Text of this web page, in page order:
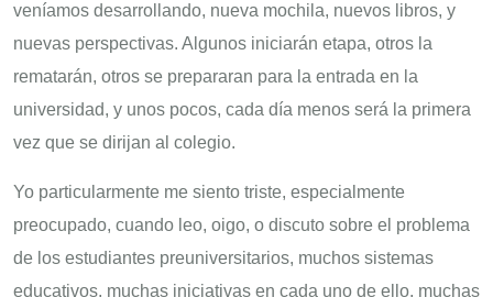
veníamos desarrollando, nueva mochila, nuevos libros, y
nuevas perspectivas. Algunos iniciarán etapa, otros la
rematarán, otros se prepararan para la entrada en la
universidad, y unos pocos, cada día menos será la primera
vez que se dirijan al colegio.
Yo particularmente me siento triste, especialmente
preocupado, cuando leo, oigo, o discuto sobre el problema
de los estudiantes preuniversitarios, muchos sistemas
educativos, muchas iniciativas en cada uno de ello, muchas